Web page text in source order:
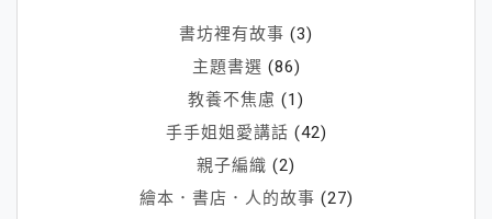
書坊裡有故事 (3)
主題書選 (86)
教養不焦慮 (1)
手手姐姐愛講話 (42)
親子編織 (2)
繪本．書店．人的故事 (27)